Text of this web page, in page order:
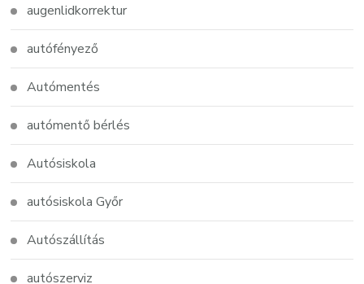
augenlidkorrektur
autófényező
Autómentés
autómentő bérlés
Autósiskola
autósiskola Győr
Autószállítás
autószerviz